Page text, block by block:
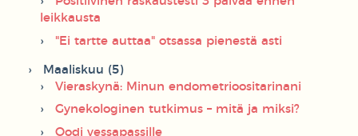
leikkausta
"Ei tartte auttaa" otsassa pienestä asti
Maaliskuu (5)
Vieraskynä: Minun endometrioositarinani
Gynekologinen tutkimus – mitä ja miksi?
Oodi vessapassille